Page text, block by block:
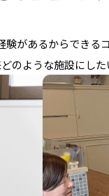
験があるからできる
のような施設にし